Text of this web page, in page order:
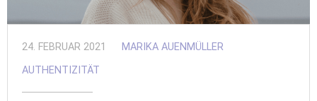
24. FEBRUAR 2021
MARIKA AUENMÜLLER
AUTHENTIZITÄT